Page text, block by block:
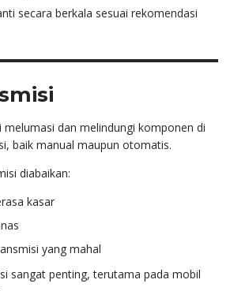
secara berkala sesuai rekomendasi
dan melindungi komponen di
baik manual maupun otomatis.
diabaikan:
kasar
yang mahal
sangat penting, terutama pada mobil